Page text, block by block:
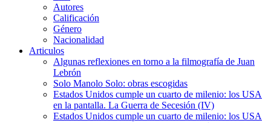
Autores
Calificación
Género
Nacionalidad
Articulos
Algunas reflexiones en torno a la filmografía de Juan
Lebrón
Solo Manolo Solo: obras escogidas
Estados Unidos cumple un cuarto de milenio: los USA
en la pantalla. La Guerra de Secesión (IV)
Estados Unidos cumple un cuarto de milenio: los USA